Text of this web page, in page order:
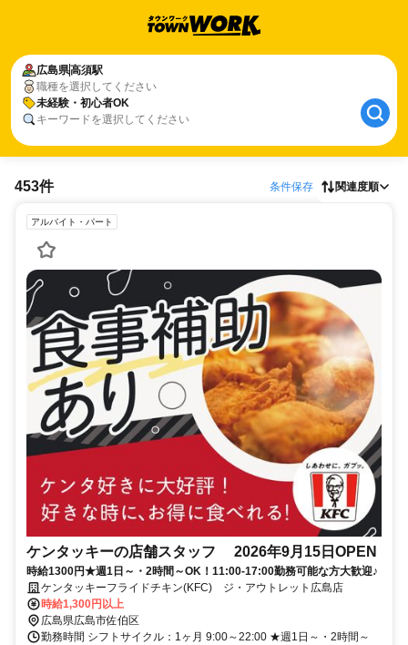
広島県高須駅
職種を選択してください
未経験・初心者OK
キーワードを選択してください
453件 条件保存 関連度順
アルバイト・パート
ケンタッキーの店舗スタッフ 2026年9月15日OPEN
時給1300円★週1日～・2時間～OK！11:00-17:00勤務可能な方大歓迎♪
ケンタッキーフライドチキン(KFC) ジ・アウトレット広島店
時給1,300円以上
広島県広島市佐伯区
勤務時間 シフトサイクル：1ヶ月 9:00～22:00 ★週1日～・2時間～